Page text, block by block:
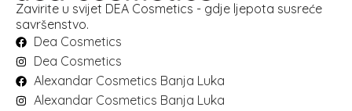
Zavirite u svijet DEA Cosmetics - gdje ljepota susreće
savršenstvo.
Dea Cosmetics
Dea Cosmetics
Alexandar Cosmetics Banja Luka
Alexandar Cosmetics Banja Luka